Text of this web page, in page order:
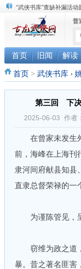
“武侠书库”查缺补漏活动
《古龙小说原貌探究》
顾雪衣《古龙武侠小说知
普
首页 旧闻 解读
首页> 武侠书库 ›
第三回 下
2025-06-03 作者
在曾家未发生外
前，海峰在上海刊
隶河间府献县知县
直隶总督荣禄的一
为谨陈管见，呈
窃维为政之道，
暴。昔之著名匪害